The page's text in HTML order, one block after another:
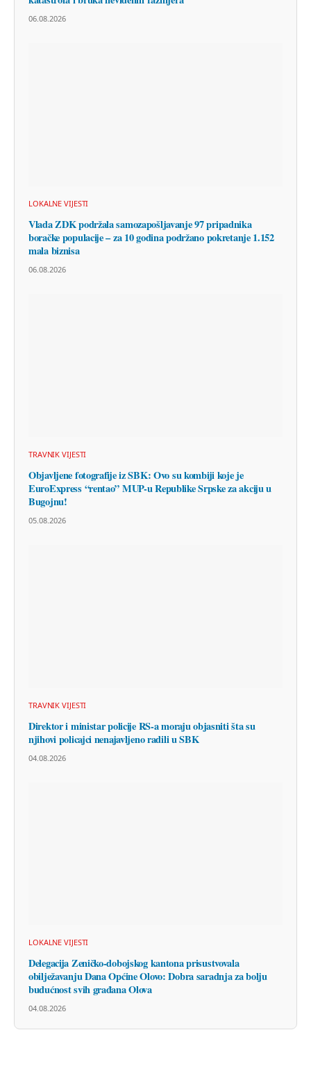
06.08.2026
LOKALNE VIJESTI
Vlada ZDK podržala samozapošljavanje 97 pripadnika
boračke populacije – za 10 godina podržano pokretanje 1.152
mala biznisa
06.08.2026
TRAVNIK VIJESTI
Objavljene fotografije iz SBK: Ovo su kombiji koje je
EuroExpress “rentao” MUP-u Republike Srpske za akciju u
Bugojnu!
05.08.2026
TRAVNIK VIJESTI
Direktor i ministar policije RS-a moraju objasniti šta su
njihovi policajci nenajavljeno radili u SBK
04.08.2026
LOKALNE VIJESTI
Delegacija Zeničko-dobojskog kantona prisustvovala
obilježavanju Dana Općine Olovo: Dobra saradnja za bolju
budućnost svih građana Olova
04.08.2026